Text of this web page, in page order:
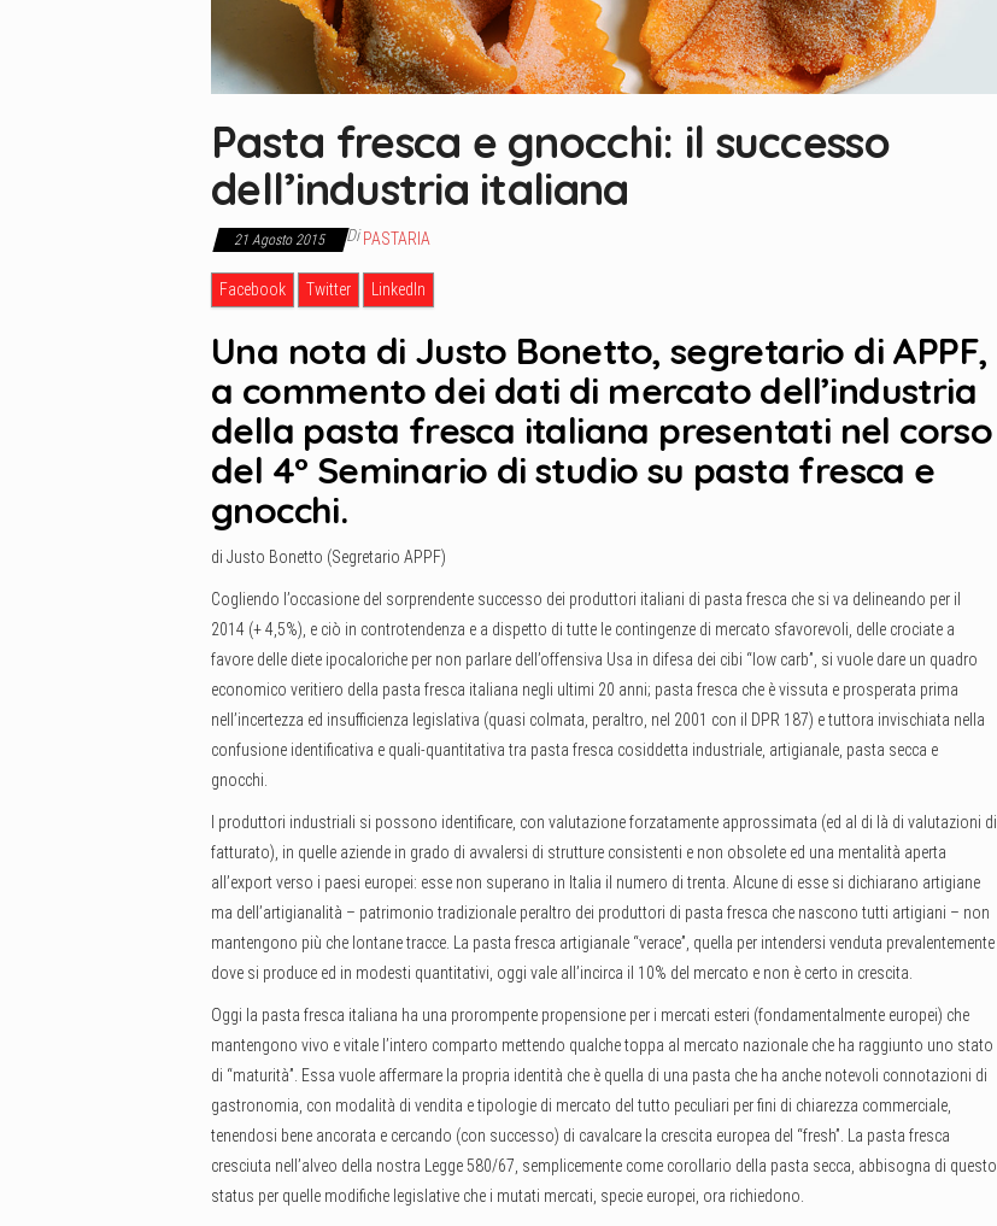
Pasta fresca e gnocchi: il successo
dell’industria italiana
21 Agosto 2015 Di PASTARIA
Facebook Twitter LinkedIn
Una nota di Justo Bonetto, segretario di APPF,
a commento dei dati di mercato dell’industria
della pasta fresca italiana presentati nel corso
del 4° Seminario di studio su pasta fresca e
gnocchi.
di Justo Bonetto (Segretario APPF)
Cogliendo l’occasione del sorprendente successo dei produttori italiani di pasta fresca che si va delineando per il
2014 (+ 4,5%), e ciò in controtendenza e a dispetto di tutte le contingenze di mercato sfavorevoli, delle crociate a
favore delle diete ipocaloriche per non parlare dell’offensiva Usa in difesa dei cibi “low carb”, si vuole dare un quadro
economico veritiero della pasta fresca italiana negli ultimi 20 anni; pasta fresca che è vissuta e prosperata prima
nell’incertezza ed insufficienza legislativa (quasi colmata, peraltro, nel 2001 con il DPR 187) e tuttora invischiata nella
confusione identificativa e quali-quantitativa tra pasta fresca cosiddetta industriale, artigianale, pasta secca e
gnocchi.
I produttori industriali si possono identificare, con valutazione forzatamente approssimata (ed al di là di valutazioni di
fatturato), in quelle aziende in grado di avvalersi di strutture consistenti e non obsolete ed una mentalità aperta
all’export verso i paesi europei: esse non superano in Italia il numero di trenta. Alcune di esse si dichiarano artigiane
ma dell’artigianalità – patrimonio tradizionale peraltro dei produttori di pasta fresca che nascono tutti artigiani – non
mantengono più che lontane tracce. La pasta fresca artigianale “verace”, quella per intendersi venduta prevalentemente
dove si produce ed in modesti quantitativi, oggi vale all’incirca il 10% del mercato e non è certo in crescita.
Oggi la pasta fresca italiana ha una prorompente propensione per i mercati esteri (fondamentalmente europei) che
mantengono vivo e vitale l’intero comparto mettendo qualche toppa al mercato nazionale che ha raggiunto uno stato
di “maturità”. Essa vuole affermare la propria identità che è quella di una pasta che ha anche notevoli connotazioni di
gastronomia, con modalità di vendita e tipologie di mercato del tutto peculiari per fini di chiarezza commerciale,
tenendosi bene ancorata e cercando (con successo) di cavalcare la crescita europea del “fresh”. La pasta fresca
cresciuta nell’alveo della nostra Legge 580/67, semplicemente come corollario della pasta secca, abbisogna di questo
status per quelle modifiche legislative che i mutati mercati, specie europei, ora richiedono.